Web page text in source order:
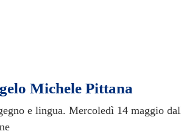
Michele Pittana
e lingua. Mercoledì 14 maggio